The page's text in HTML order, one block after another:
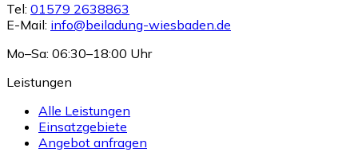
Tel: 01579 2638863
E-Mail: info@beiladung-wiesbaden.de
Mo–Sa: 06:30–18:00 Uhr
Leistungen
Alle Leistungen
Einsatzgebiete
Angebot anfragen